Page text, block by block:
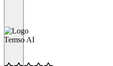
Temso AI